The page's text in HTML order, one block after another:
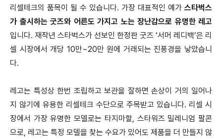
리셀테크의 품목이 될 수 있습니다. 가장 대표적인 예가 스타벅스
가 출시하는 굿즈와 어른도 가지고 노는 장난감으로 유명한 레고
입니다. 재작년 스타벅스가 선보인 한정판 굿즈 ‘서머 레디백’은 리
셀 시장에서 개당 10만~20만 원에 거래되는 진풍경을 낳았습니
다.
레고는 특성상 한번 조립하고 보관을 잘하면 손상이 거의 일어나
지 않기에 유용한 리셀테크 수단으로 주목받고 있습니다. 리셀 시
장에서 가장 유명한 모델로는 타지마할, 스타워즈 밀레니엄 팔콘
으로, 레고는 특정 모델을 찾는 수요가 있어도 제품을 더 만들지 않